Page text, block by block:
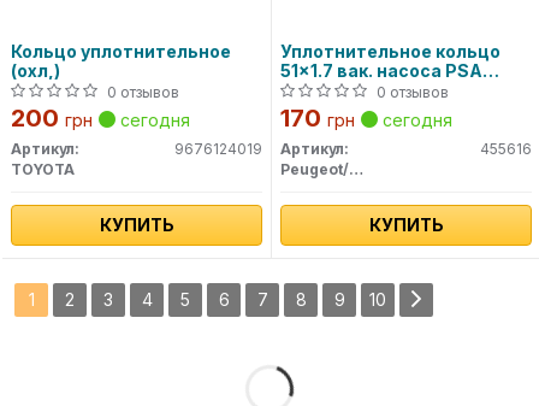
Кольцо уплотнительное
(охл,)
0 отзывов
200 грн сегодня
Артикул:
9676124019
TOYOTA
КУПИТЬ
Уплотнительное кольцо
51x1.7 вак. насоса PSA
DV4/DW10 8v0 отзывов
170 грн сегодня
Артикул:
455616
Peugeot/Citroen
КУПИТЬ
1 2 3 4 5 6 7 8 9 10